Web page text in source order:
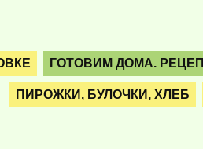
ГОТОВИМ ДОМА.
ПИРОЖКИ, БУЛОЧКИ, ХЛЕБ